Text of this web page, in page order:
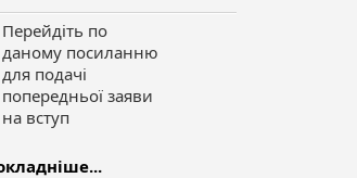
Перейдіть по
даному посиланню
для подачі
попередньої заяви
на вступ